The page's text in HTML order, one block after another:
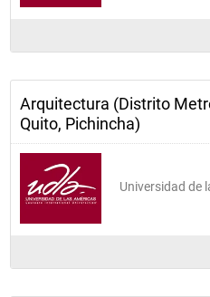
Arquitectura (Distrito
Quito, Pichincha)
Universidad de